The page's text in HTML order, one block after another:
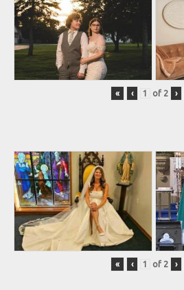
« ‹ of 2 ›
« ‹ of 2 ›